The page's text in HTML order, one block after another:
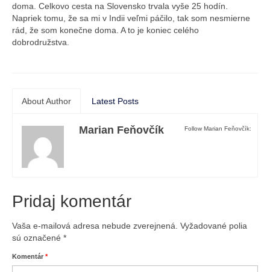
doma. Celkovo cesta na Slovensko trvala vyše 25 hodín.
Napriek tomu, že sa mi v Indii veľmi páčilo, tak som nesmierne
rád, že som konečne doma. A to je koniec celého
dobrodružstva.
About Author Latest Posts
Follow Marian Feňovčík:
Marian Feňovčík
Pridaj komentár
Vaša e-mailová adresa nebude zverejnená. Vyžadované polia
sú označené *
Komentár *